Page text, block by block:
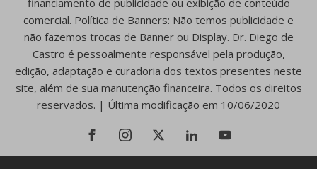
financiamento de publicidade ou exibição de conteúdo
comercial. Política de Banners: Não temos publicidade e
não fazemos trocas de Banner ou Display. Dr. Diego de
Castro é pessoalmente responsável pela produção,
edição, adaptação e curadoria dos textos presentes neste
site, além de sua manutenção financeira. Todos os direitos
reservados. | Última modificação em 10/06/2020